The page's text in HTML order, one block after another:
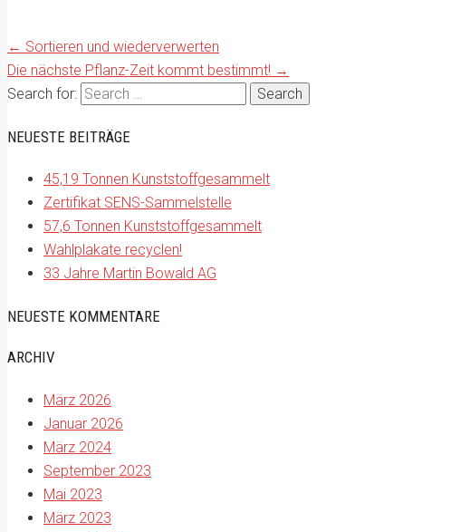
← Sortieren und wiederverwerten
Die nächste Pflanz-Zeit kommt bestimmt! →
Search for:
NEUESTE BEITRÄGE
45,19 Tonnen Kunststoffgesammelt
Zertifikat SENS-Sammelstelle
57,6 Tonnen Kunststoffgesammelt
Wahlplakate recyclen!
33 Jahre Martin Bowald AG
NEUESTE KOMMENTARE
ARCHIV
März 2026
Januar 2026
März 2024
September 2023
Mai 2023
März 2023